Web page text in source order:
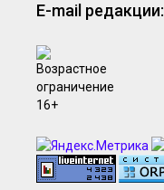
E-mail редакции: